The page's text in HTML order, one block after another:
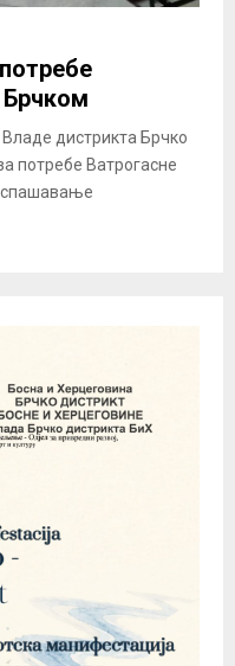
Брчком
дистрикта Брчко
потребе Ватрогасне
спашавање